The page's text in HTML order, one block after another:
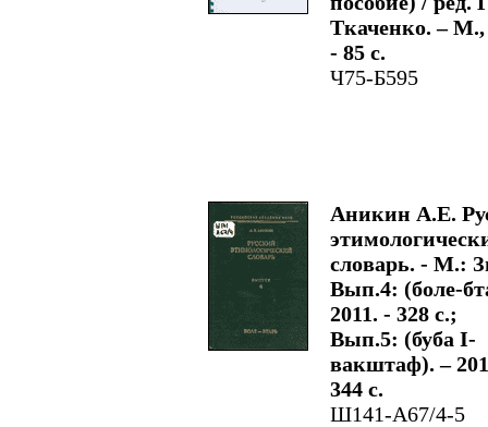
Ткаченко. – М.,
- 85 с.
Ч75-Б595
Аникин А.Е.
словарь. - М.:
Вып.4: (боле-
2011. - 328 с.;
Вып.5: (буба I-
вакштаф). –
344 с.
Ш141-А67/4-5